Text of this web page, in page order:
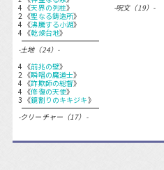
4 《天界の列柱》
2 《聖なる鋳造所》
4 《沸騰する小湖》
4 《乾燥台地》
-土地（24）-
4 《前兆の壁》
2 《瞬唱の魔道士》
4 《詐欺師の総督》
4 《修復の天使》
3 《鏡割りのキキジキ》
-クリーチャー（17）-
-呪文（19）-